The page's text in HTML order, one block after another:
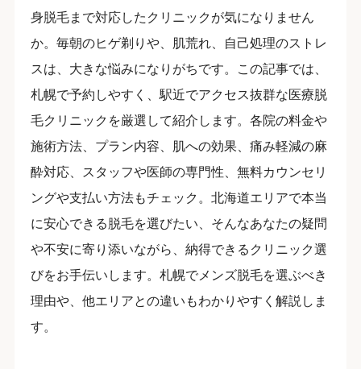
身脱毛まで対応したクリニックが気になりません
か。毎朝のヒゲ剃りや、肌荒れ、自己処理のストレ
スは、大きな悩みになりがちです。この記事では、
札幌で予約しやすく、駅近でアクセス抜群な医療脱
毛クリニックを厳選して紹介します。各院の料金や
施術方法、プラン内容、肌への効果、痛み軽減の麻
酔対応、スタッフや医師の専門性、無料カウンセリ
ングや支払い方法もチェック。北海道エリアで本当
に安心できる脱毛を選びたい、そんなあなたの疑問
や不安に寄り添いながら、納得できるクリニック選
びをお手伝いします。札幌でメンズ脱毛を選ぶべき
理由や、他エリアとの違いもわかりやすく解説しま
す。